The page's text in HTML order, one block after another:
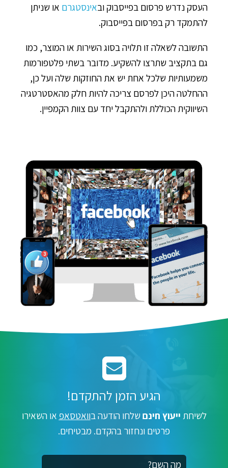
העסק נדרש פרסום בפייסבוק ובאינסטגרם או שניתן
להתמקד רק בפרסום בפייסבוק.
התשובה לשאלה זו תלויה בסוג השירות או המוצר, כמו
גם בתקציב שתרצו להשקיע. מדובר בשתי פלטפורמות
משמעותיות שלכל אחת יש את החוזקות שלה ועל כן,
ההחלטה היכן לפרסם צריכה להיות חלק מהאסטרטגיה
השיווקית הכוללת ולהתקבל יחד עם צוות הקמפיין.
הגיע הזמן להתקדם!
לשיחת ייעוץ חינםשלחו הודעה בוואטסאפ או השאירו
פרטים ונחזור בהקדם. מבטיחים.